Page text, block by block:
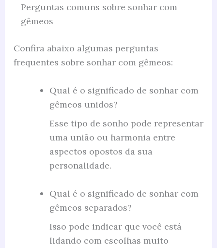
Perguntas comuns sobre sonhar com
gêmeos
Confira abaixo algumas perguntas
frequentes sobre sonhar com gêmeos:
Qual é o significado de sonhar com
gêmeos unidos?
Esse tipo de sonho pode representar
uma união ou harmonia entre
aspectos opostos da sua
personalidade.
Qual é o significado de sonhar com
gêmeos separados?
Isso pode indicar que você está
lidando com escolhas muito